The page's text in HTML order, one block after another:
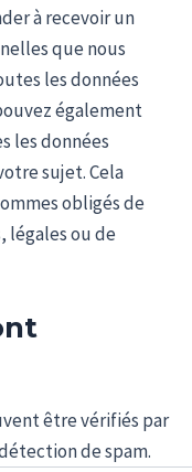
à recevoir un
que nous
les données
également
les données
sujet. Cela
obligés de
légales ou de
être vérifiés par
de spam.